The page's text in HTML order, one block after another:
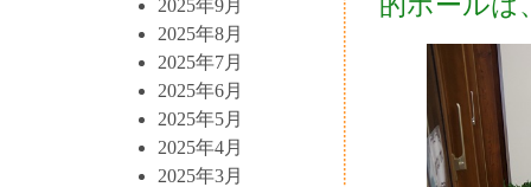
2025年9月
2025年8月
2025年7月
2025年6月
2025年5月
2025年4月
2025年3月